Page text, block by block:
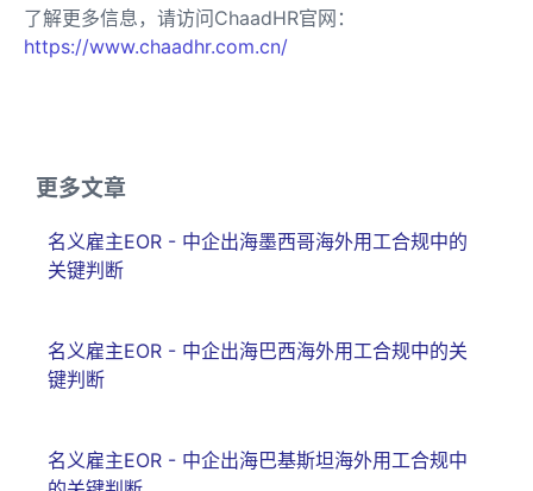
了解更多信息，请访问ChaadHR官网：
https://www.chaadhr.com.cn/
更多文章
名义雇主EOR - 中企出海墨西哥海外用工合规中的
关键判断
名义雇主EOR - 中企出海巴西海外用工合规中的关
键判断
名义雇主EOR - 中企出海巴基斯坦海外用工合规中